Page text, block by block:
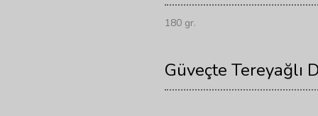
180 gr.
Güveçte Tereyağlı